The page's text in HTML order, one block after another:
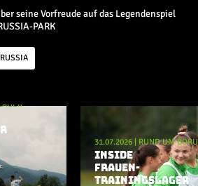
seine Vorfreude auf das Legendenspiel
PARK
31.07.2026 RUND UM
INSIDE
FRAUEN-
TRAININGSLAGER